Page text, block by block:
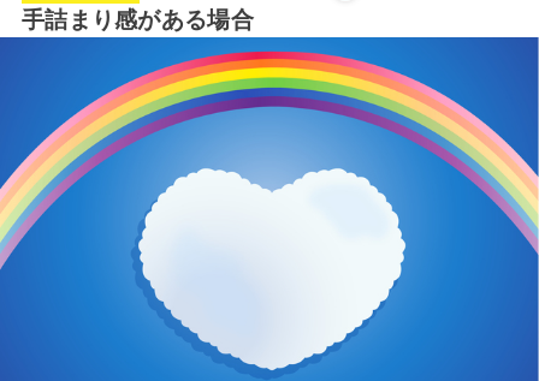
手詰まり感がある場合